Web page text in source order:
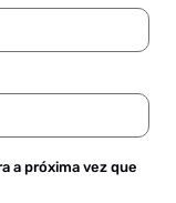
a próxima vez que